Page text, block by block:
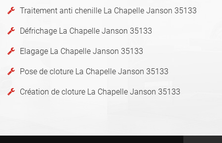
Traitement anti chenille La Chapelle Janson 35133
Défrichage La Chapelle Janson 35133
Elagage La Chapelle Janson 35133
Pose de cloture La Chapelle Janson 35133
Création de cloture La Chapelle Janson 35133